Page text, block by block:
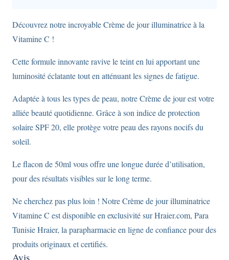
base
d'Oblepikha
-
Natira
avec
protection
solaire
SPF20.
Découvrez notre incroyable Crème de jour illuminatrice à la
Vitamine C !
Cette formule innovante ravive le teint en lui apportant une
luminosité éclatante tout en atténuant les signes de fatigue.
Adaptée à tous les types de peau, notre Crème de jour est votre
alliée beauté quotidienne. Grâce à son indice de protection
solaire SPF 20, elle protège votre peau des rayons nocifs du
soleil.
Le flacon de 50ml vous offre une longue durée d’utilisation,
pour des résultats visibles sur le long terme.
Ne cherchez pas plus loin ! Notre Crème de jour illuminatrice
Vitamine C est disponible en exclusivité sur Hraier.com, Para
Tunisie Hraier, la parapharmacie en ligne de confiance pour des
produits originaux et certifiés.
Avis